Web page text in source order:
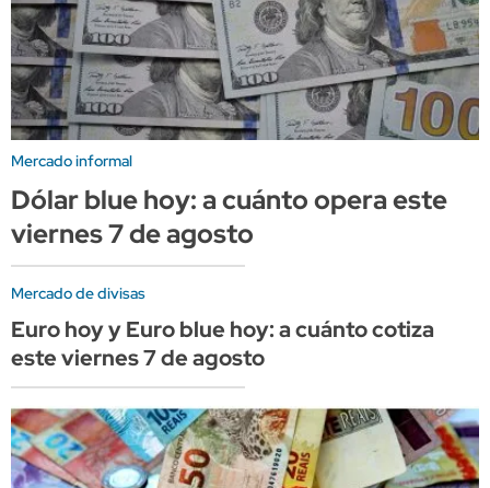
Mercado informal
Dólar blue hoy: a cuánto opera este
viernes 7 de agosto
Mercado de divisas
Euro hoy y Euro blue hoy: a cuánto cotiza
este viernes 7 de agosto